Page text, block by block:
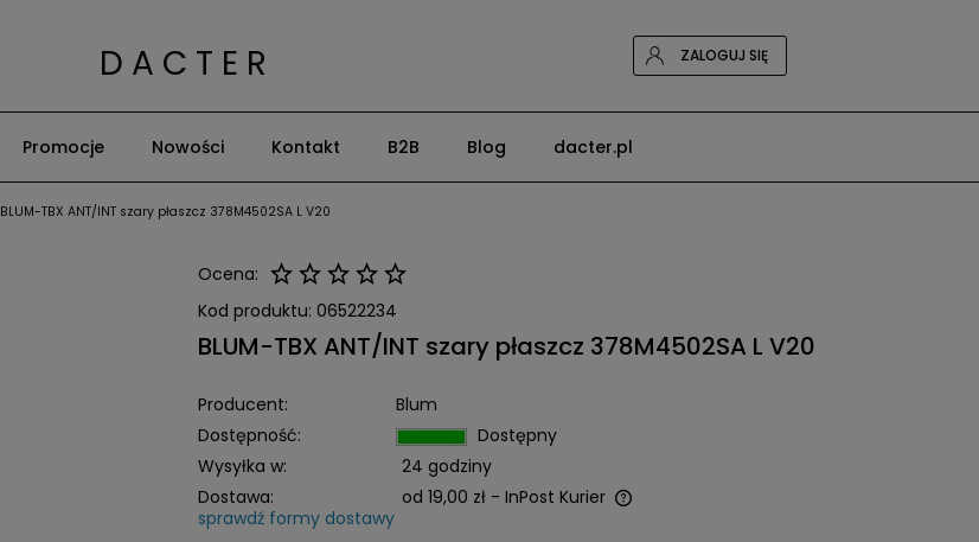
D A C T E R ZALOGUJ SIĘ
Promocje Nowości Kontakt B2B Blog dacter.pl
BLUM-TBX ANT/INT szary płaszcz 378M4502SA L V20
Ocena:
Kod produktu: 06522234
BLUM-TBX ANT/INT szary płaszcz 378M4502SA L V20
Producent:
Blum
Dostępność:
Dostępny
Wysyłka w:
24 godziny
Dostawa:
od 19,00 zł - InPost Kurier
sprawdź formy dostawy